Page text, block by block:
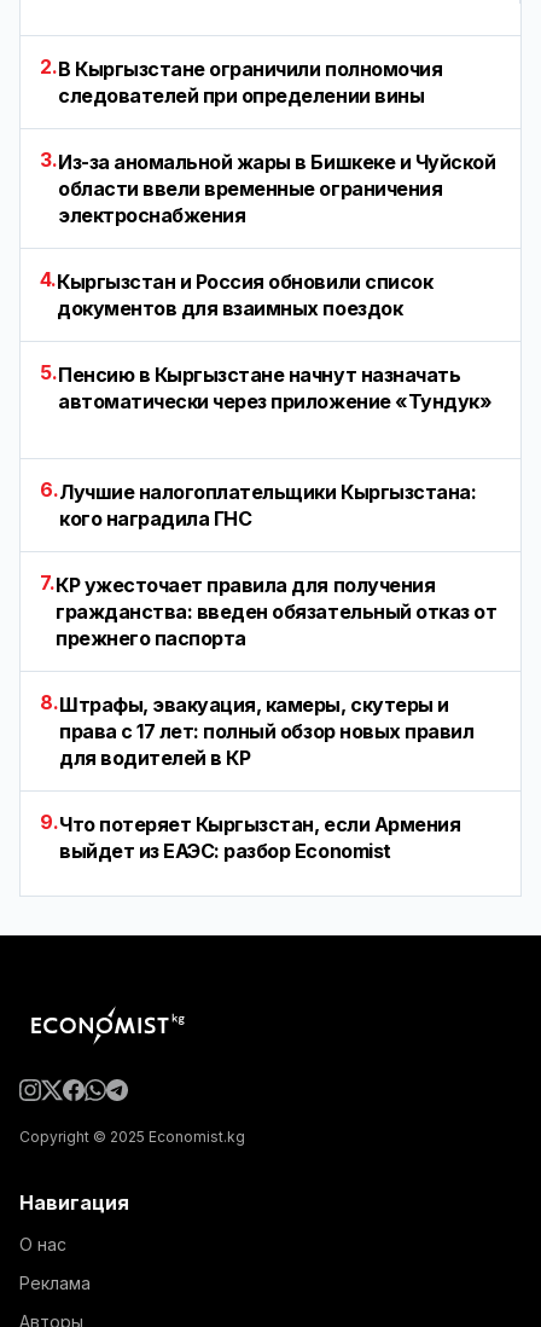
2.В Кыргызстане ограничили полномочия
следователей при определении вины
3.Из-за аномальной жары в Бишкеке и Чуйской
области ввели временные ограничения
электроснабжения
4.Кыргызстан и Россия обновили список
документов для взаимных поездок
5.Пенсию в Кыргызстане начнут назначать
автоматически через приложение «Тундук»
6.Лучшие налогоплательщики Кыргызстана:
кого наградила ГНС
7.КР ужесточает правила для получения
гражданства: введен обязательный отказ от
прежнего паспорта
8.Штрафы, эвакуация, камеры, скутеры и
права с 17 лет: полный обзор новых правил
для водителей в КР
9.Что потеряет Кыргызстан, если Армения
выйдет из ЕАЭС: разбор Economist
Copyright © 2025 Economist.kg
Навигация
О нас
Реклама
Авторы